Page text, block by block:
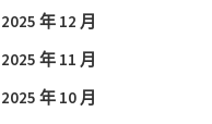
2025 年 12 月
2025 年 11 月
2025 年 10 月